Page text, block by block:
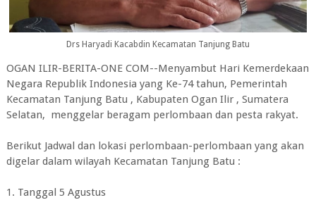
Drs Haryadi Kacabdin Kecamatan Tanjung Batu
OGAN ILIR-BERITA-ONE COM--Menyambut Hari Kemerdekaan
Negara Republik Indonesia yang Ke-74 tahun, Pemerintah
Kecamatan Tanjung Batu , Kabupaten Ogan Ilir , Sumatera
Selatan, menggelar beragam perlombaan dan pesta rakyat.
Berikut Jadwal dan lokasi perlombaan-perlombaan yang akan
digelar dalam wilayah Kecamatan Tanjung Batu :
1. Tanggal 5 Agustus